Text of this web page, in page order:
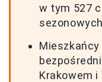
w tym 527
Krakowem i